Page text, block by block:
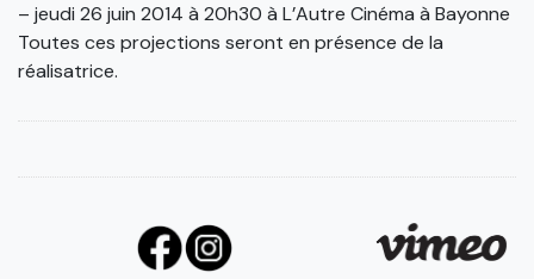
– jeudi 26 juin 2014 à 20h30 à L’Autre Cinéma à Bayonne
Toutes ces projections seront en présence de la
réalisatrice.